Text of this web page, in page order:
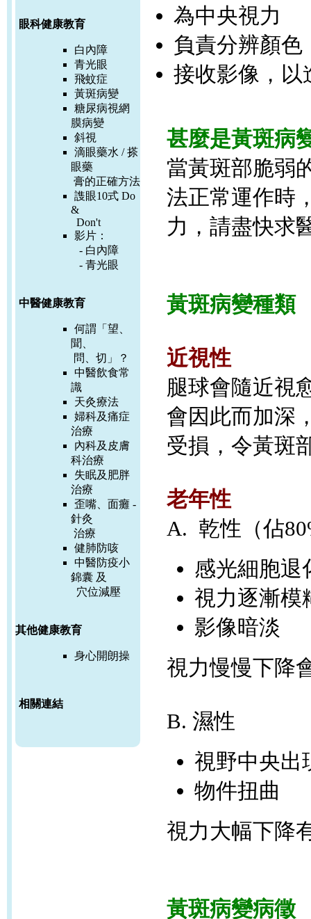
眼科健康教育
白內障
青光眼
飛蚊症
黃斑病變
糖尿病視網
膜病變
斜視
滴眼藥水 / 搽
眼藥
膏的正確方法
謢眼10式 Do
&
Don't
影片：
- 白內障
- 青光眼
中醫健康教育
何謂「望、
聞、
問、切」？
中醫飲食常
識
天灸療法
婦科及痛症
治療
內科及皮膚
科治療
失眠及肥胖
治療
歪嘴、面癱 -
針灸
治療
健肺防咳
中醫防疫小
錦囊 及
穴位減壓
其他健康教育
身心開朗操
相關連結
為中央視力
負責分辨顏色
接收影像，以
甚麼是黃斑病
當黃斑部脆弱
法正常運作時
力，請盡快求
黃斑病變種類
近視性
腿球會隨近視
會因此而加深
受損，令黃斑
老年性
A. 乾性（佔
感光細胞退
視力逐漸模
影像暗淡
視力慢慢下降
B. 濕性
視野中央出
物件扭曲
視力大幅下降
黃斑病變病徵